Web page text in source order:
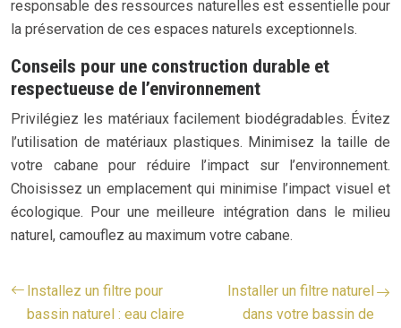
responsable des ressources naturelles est essentielle pour
la préservation de ces espaces naturels exceptionnels.
Conseils pour une construction durable et
respectueuse de l’environnement
Privilégiez les matériaux facilement biodégradables. Évitez
l’utilisation de matériaux plastiques. Minimisez la taille de
votre cabane pour réduire l’impact sur l’environnement.
Choisissez un emplacement qui minimise l’impact visuel et
écologique. Pour une meilleure intégration dans le milieu
naturel, camouflez au maximum votre cabane.
Installez un filtre pour
bassin naturel : eau claire
Installer un filtre naturel
dans votre bassin de